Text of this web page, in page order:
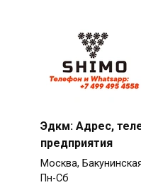
Эдкм: Адрес,
предприятия
Москва,
Пн-Сб